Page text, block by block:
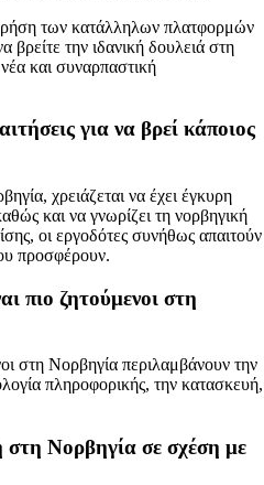
των κατάλληλων πλατφορμών
βρείτε την ιδανική δουλειά στη
και συναρπαστική
για να βρεί κάποιος
χρειάζεται να έχει έγκυρη
και να γνωρίζει τη νορβηγική
οι εργοδότες συνήθως απαιτούν
προσφέρουν.
πιο ζητούμενοι στη
στη Νορβηγία περιλαμβάνουν την
πληροφορικής, την κατασκευή,
στη Νορβηγία σε σχέση με